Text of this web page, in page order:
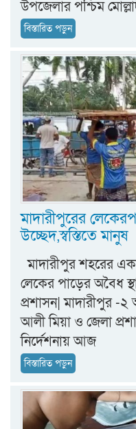
উপজেলার পশ্চিম
বিস্তারিত পড়ুন
মাদারীপুরের
উচ্ছেদ,স্বস্তিতে মানুষ
মাদারীপুর শহরের
লেকের পাড়ের অবৈধ
প্রশাসন| মাদারীপুর -
আলী মিয়া ও জেলা
নির্দেশনায় আজ
বিস্তারিত পড়ুন